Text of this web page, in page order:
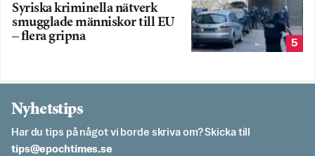
Syriska kriminella nätverk
smugglade människor till EU
– flera gripna
5
Nyhetstips
Har du tips på något vi borde skriva om? Skicka till
es.semithcope@spit